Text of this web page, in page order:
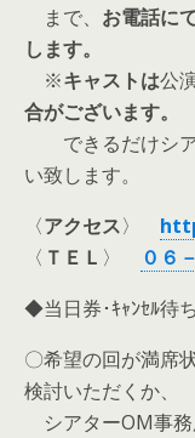
まで、 お電話に
します。
※キャストは公
合がございます。
できるだけシア
い致します。
〈アクセス〉
〈 ＴＥＬ 〉
０６
◆当日券･ｷｬﾝｾﾙ待
〇希望の回が満席
検討いただくか、
シアターOM事務